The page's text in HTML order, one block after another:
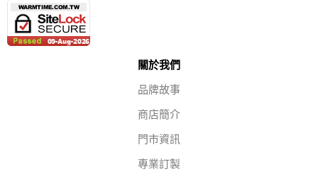
關於我們
品牌故事
商店簡介
門市資訊
專業訂製